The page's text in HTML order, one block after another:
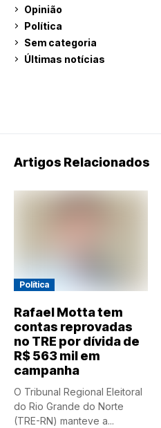
Opinião
Política
Sem categoria
Últimas notícias
Artigos Relacionados
Política
Rafael Motta tem
contas reprovadas
no TRE por dívida de
R$ 563 mil em
campanha
O Tribunal Regional Eleitoral
do Rio Grande do Norte
(TRE-RN) manteve a...